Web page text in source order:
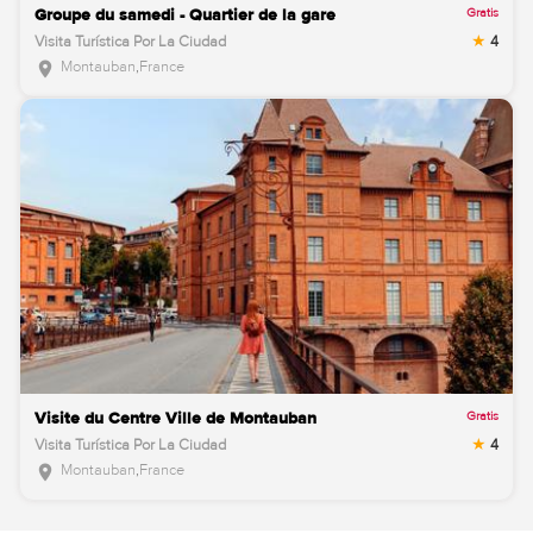
Groupe du samedi - Quartier de la gare Gratis
Visita Turística Por La Ciudad 4
location_on Montauban,France
Visite du Centre Ville de Montauban Gratis
Visita Turística Por La Ciudad 4
location_on Montauban,France